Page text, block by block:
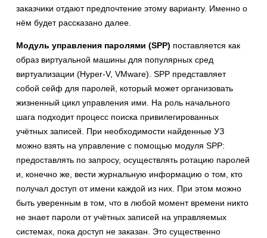
заказчики отдают предпочтение этому варианту. Именно о
нём будет рассказано далее.
Модуль управления паролями (SPP) поставляется как
образ виртуальной машины для популярных сред
виртуализации (Hyper-V, VMware). SPP представляет
собой сейф для паролей, который может организовать
жизненный цикл управления ими. На роль начального
шага подходит процесс поиска привилегированных
учётных записей. При необходимости найденные УЗ
можно взять на управление с помощью модуля SPP:
предоставлять по запросу, осуществлять ротацию паролей
и, конечно же, вести журнальную информацию о том, кто
получал доступ от имени каждой из них. При этом можно
быть уверенным в том, что в любой момент времени никто
не знает пароли от учётных записей на управляемых
системах, пока доступ не заказан. Это существенно